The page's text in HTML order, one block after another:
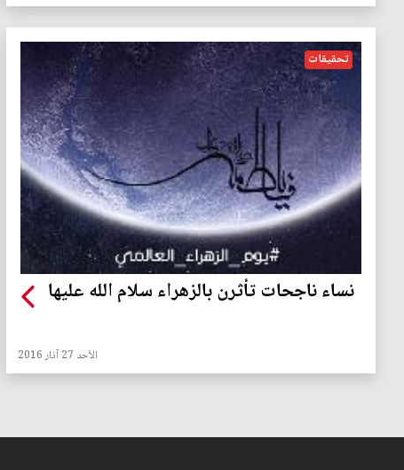
تحقيقات
نساء ناجحات تأثرن بالزهراء سلام الله عليها
الأحد 27 آذار 2016